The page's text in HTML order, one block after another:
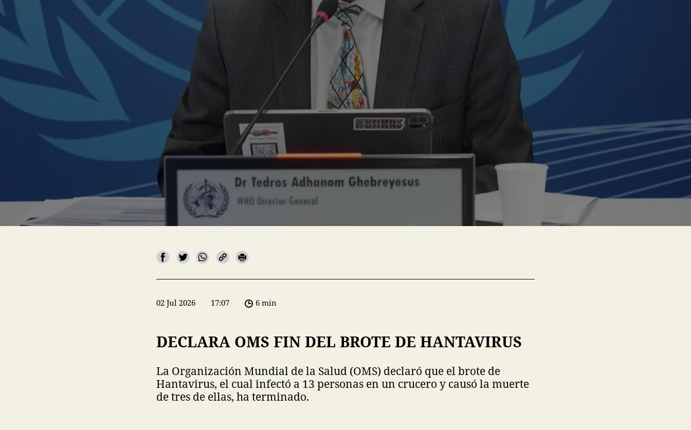
02 Jul 2026 17:07 6 min
DECLARA OMS FIN DEL BROTE DE HANTAVIRUS
La Organización Mundial de la Salud (OMS) declaró que el brote de
Hantavirus, el cual infectó a 13 personas en un crucero y causó la muerte
de tres de ellas, ha terminado.